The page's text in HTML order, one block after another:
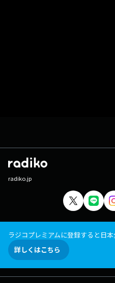
radiko.jp
ラジコプレミアムに登録すると日
詳しくはこちら